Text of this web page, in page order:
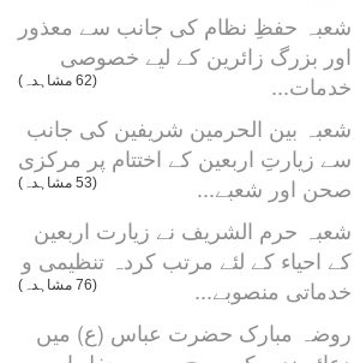
شعبہ حفظِ نظام کی جانب سے معذور
اور بزرگ زائرین کے لیے خصوصی
خدمات...
(62 مشاہدہ)
شعبہ بین الحرمین شریفین کی جانب
سے زیارتِ اربعین کے اختتام پر مرکزی
صحن اور شعبے...
(53 مشاہدہ)
شعبہ حرم الشریف نے زیارت اربعین
کے احیاء کے لئے مرتب کردہ تنظیمی و
خدماتی منصوبے...
(76 مشاہدہ)
روضہ مبارک حضرت عباس (ع) میں